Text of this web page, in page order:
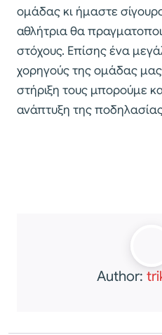
ομάδας κι ήμαστε
αθλήτρια θα
στόχους. Επίσης ένα
χορηγούς της ομάδας
στήριξη τους μπορούμε
ανάπτυξη της
Author: